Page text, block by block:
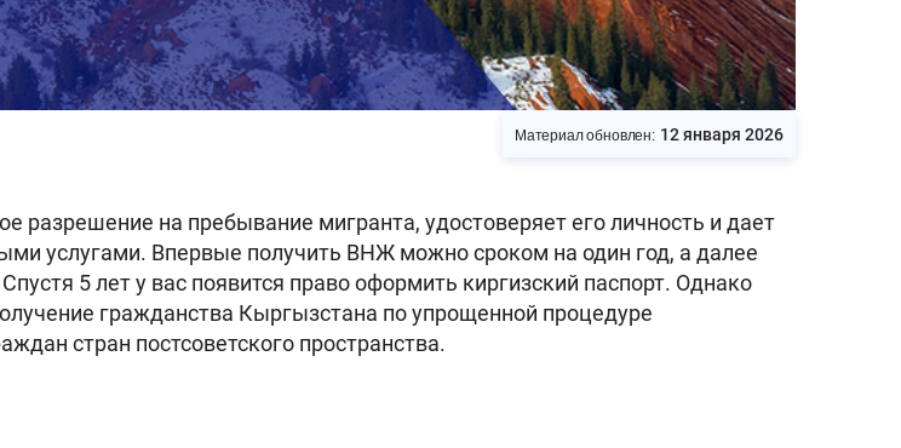
Материал обновлен: 12 января 2026
на пребывание мигранта, удостоверяет его личность и дает
услугами. Впервые получить ВНЖ можно сроком на один год, а далее
5 лет у вас появится право оформить киргизский паспорт. Однако
гражданства Кыргызстана по упрощенной процедуре
стран постсоветского пространства.